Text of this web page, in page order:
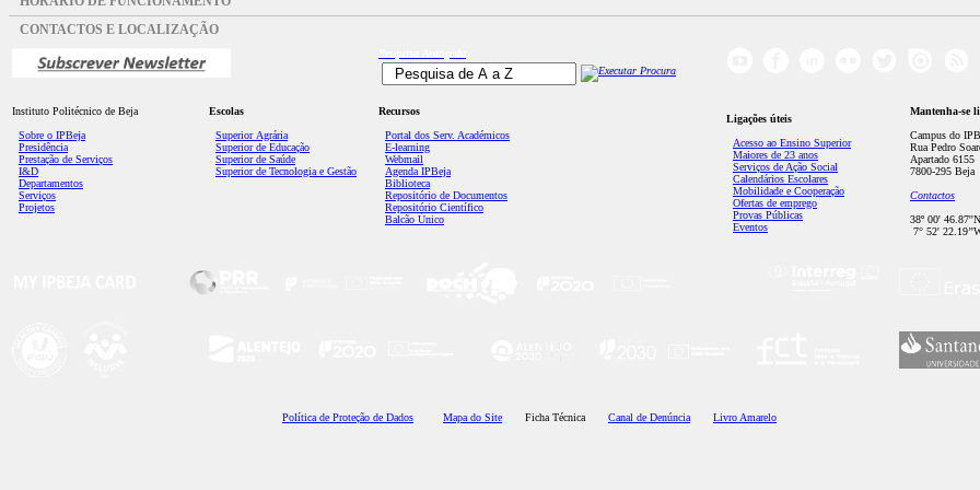
CONTACTOS E LOCALIZAÇÃO
Instituto Politécnico de Beja
Sobre o IPBeja
Presidência
Prestação de Serviços
I&D
Departamentos
Serviços
Projetos
Escolas
Superior Agrária
Superior de Educação
Superior de Saúde
Superior de Tecnologia e Gestão
Recursos
Portal dos Serv. Académicos
E-learning
Webmail
Agenda IPBeja
Biblioteca
Repositório de Documentos
Repositório Científico
Balcão Único
Ligações úteis
Acesso ao Ensino Superior
Maiores de 23 anos
Serviços de Ação Social
Calendários Escolares
Mobilidade e Cooperação
Ofertas de emprego
Provas Públicas
Eventos
Mantenha-se
Campus do
Rua Pedro
Apartado 6155
7800-295 Beja
Contactos
38º 00' 46.87''N
7° 52'
Política de Proteção de Dados Mapa do Site Ficha Técnica Canal de Denúncia Livro Amarelo